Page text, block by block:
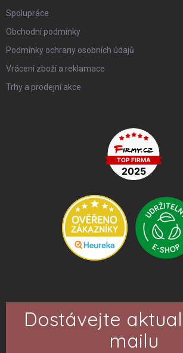
Spolupráce
Obchodní podmínky
Podmínky ochrany osobních údajů
Vrácení zboží a reklamace
Trhy a prodejní akce
Dostávejte
mailu